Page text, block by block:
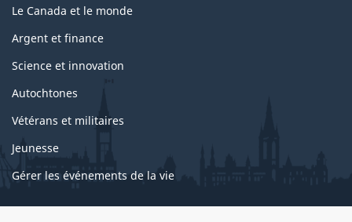
Le Canada et le monde
Argent et finance
Science et innovation
Autochtones
Vétérans et militaires
Jeunesse
Gérer les événements de la vie